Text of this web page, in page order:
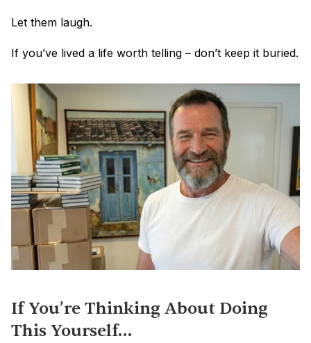
Let them laugh.
If you’ve lived a life worth telling – don’t keep it buried.
If You’re Thinking About Doing
This Yourself…